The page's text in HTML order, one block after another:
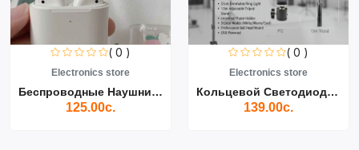
( 0 )
Electronics store
Беспроводные Наушники Air...
125.00с.
( 0 )
Electronics store
Кольцевой Светодиодный Св...
139.00с.